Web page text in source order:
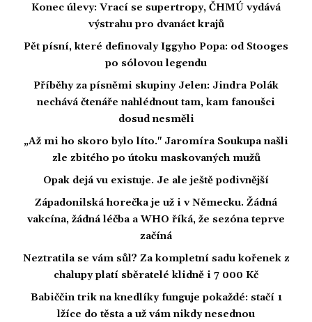
Konec úlevy: Vrací se supertropy, ČHMÚ vydává
výstrahu pro dvanáct krajů
Pět písní, které definovaly Iggyho Popa: od Stooges
po sólovou legendu
Příběhy za písněmi skupiny Jelen: Jindra Polák
nechává čtenáře nahlédnout tam, kam fanoušci
dosud nesměli
„Až mi ho skoro bylo líto." Jaromíra Soukupa našli
zle zbitého po útoku maskovaných mužů
Opak dejá vu existuje. Je ale ještě podivnější
Západonilská horečka je už i v Německu. Žádná
vakcína, žádná léčba a WHO říká, že sezóna teprve
začíná
Neztratila se vám sůl? Za kompletní sadu kořenek z
chalupy platí sběratelé klidně i 7 000 Kč
Babiččin trik na knedlíky funguje pokaždé: stačí 1
lžíce do těsta a už vám nikdy nesednou